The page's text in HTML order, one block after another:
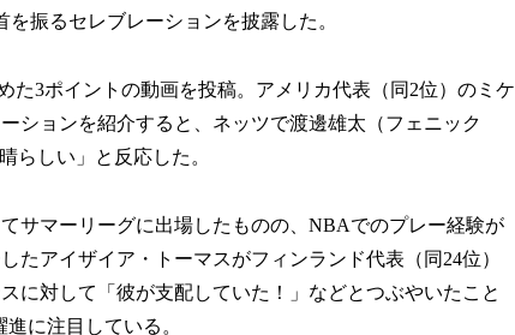
振るセレブレーションを披露した。
3ポイントの動画を投稿。アメリカ代表（同2位）のミケ
ションを紹介すると、ネッツで渡邊雄太（フェニック
らしい」と反応した。
サマーリーグに出場したものの、NBAでのプレー経験が
アイザイア・トーマスがフィンランド代表（同24位）
に対して「彼が支配していた！」などとつぶやいたこと
に注目している。